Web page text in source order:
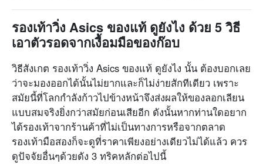
รองเท้าวิ่ง Asics ของแท้ ดูยังไง ด้วย 5 วิธี
เอาตัวรอดจากเงื้อมมือของก๊อบ
วิธีสังเกต รองเท้าวิ่ง Asics ของแท้ ดูยังไง นั้น ต้องบอกเลย
ว่าจะมองออกได้นั้นไม่ยากและก็ไม่ง่ายสักทีเดียว เพราะ
สมัยนี้ที่โลกกำลังก้าวไปข้างหน้าจึงส่งผลให้ของลอกเลียน
แบบสมจริงยิ่งกว่าสมัยก่อนเสียอีก ดังนั้นหากท่านใดอยาก
ได้รองเท้าจากร้านค้าที่ไม่เป็นทางการหรือจากตลาด
รองเท้ามือสองก็จะดูที่ราคาเพียงอย่างเดียวไม่ได้แล้ว ควร
ดูปัจจัยอื่นๆด้วยดัง 3 ทริคหลักต่อไปนี้